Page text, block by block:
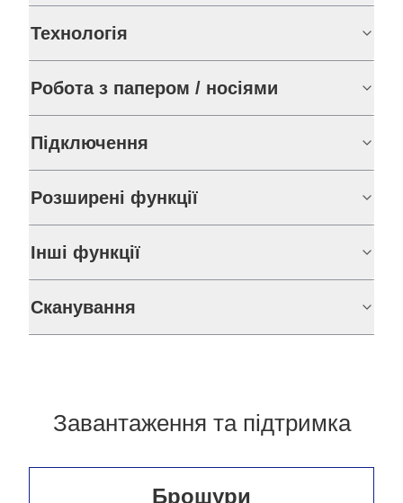
Технологія
Робота з папером / носіями
Підключення
Розширені функції
Інші функції
Сканування
Завантаження та підтримка
Брошури